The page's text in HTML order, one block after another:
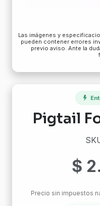
Las imágenes y
pueden contener errores
previo aviso. Ante la
Pigtail
$
Precio sin impuestos